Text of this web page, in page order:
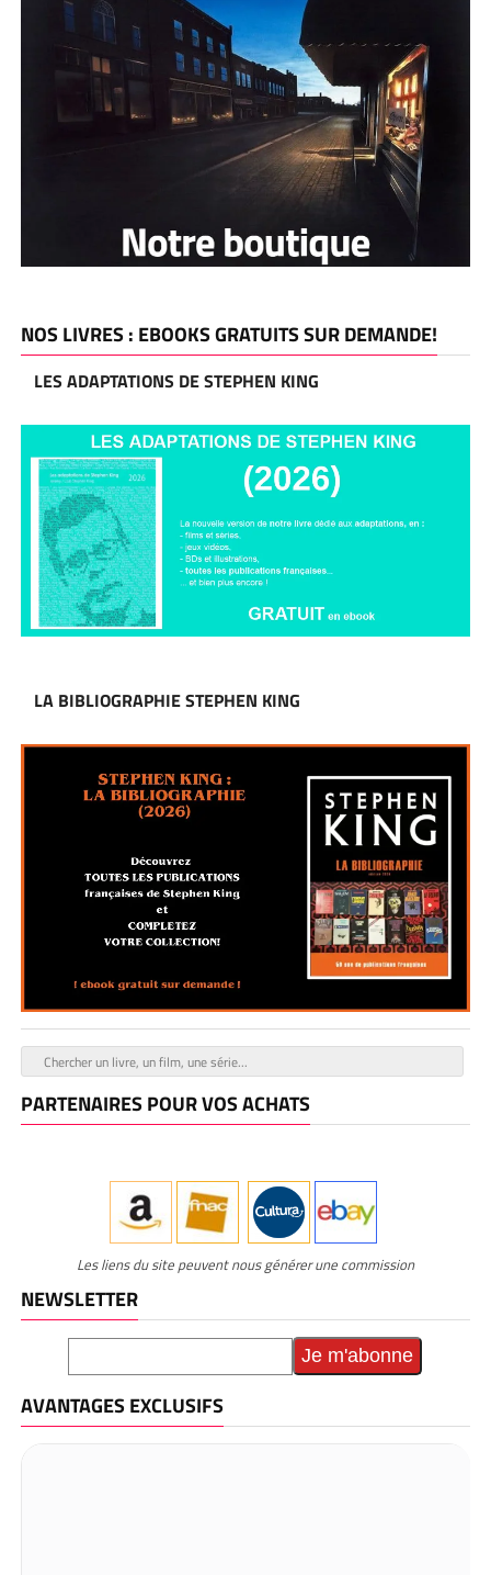
NOS LIVRES : EBOOKS GRATUITS SUR DEMANDE!
LES ADAPTATIONS DE STEPHEN KING
LA BIBLIOGRAPHIE STEPHEN KING
PARTENAIRES POUR VOS ACHATS
Les liens du site peuvent nous générer une commission
NEWSLETTER
AVANTAGES EXCLUSIFS